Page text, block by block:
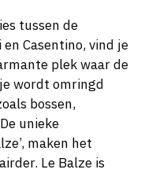
tussen de
Casentino, vind je
plek waar de
wordt omringd
bossen,
unieke
maken het
Le Balze is